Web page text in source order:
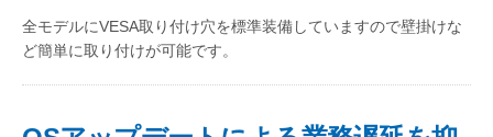
全モデルにVESA取り付け穴を標準装備していますので壁掛けな
ど簡単に取り付けが可能です。